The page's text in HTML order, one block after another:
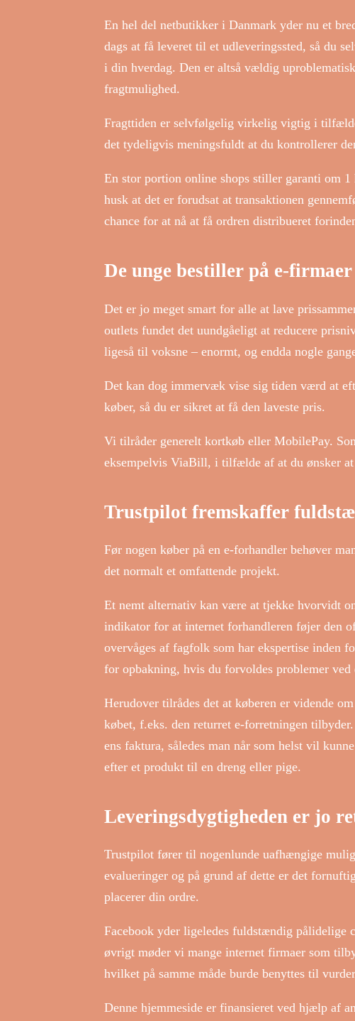
En hel del netbutikker i Danmark yder nu et
dags at få leveret til et udleveringssted, så du
i din hverdag. Den er altså vældig
fragtmulighed.
Fragttiden er selvfølgelig virkelig vigtig i
det tydeligvis meningsfuldt at du kontrollerer
En stor portion online shops stiller garanti om
husk at det er forudsat at transaktionen
chance for at nå at få ordren distribueret
De unge bestiller på e-firmaer
Det er jo meget smart for alle at lave
outlets fundet det uundgåeligt at reducere
ligeså til voksne – enormt, og endda nogle
Det kan dog immervæk vise sig tiden værd at
køber, så du er sikret at få den laveste pris.
Vi tilråder generelt kortkøb eller MobilePay.
eksempelvis ViaBill, i tilfælde af at du ønsker at
Trustpilot fremskaffer
Før nogen køber på en e-forhandler behøver
det normalt et omfattende projekt.
Et nemt alternativ kan være at tjekke hvorvidt
indikator for at internet forhandleren føjer den
overvåges af fagfolk som har ekspertise inden
for opbakning, hvis du forvoldes problemer ved
Herudover tilrådes det at køberen er vidende
købet, f.eks. den returret e-forretningen
ens faktura, således man når som helst vil
efter et produkt til en dreng eller pige.
Leveringsdygtigheden er jo
Trustpilot fører til nogenlunde uafhængige
evalueringer og på grund af dette er det
placerer din ordre.
Facebook yder ligeledes fuldstændig pålidelige
øvrigt møder vi mange internet firmaer som
hvilket på samme måde burde benyttes til
Denne hjemmeside er finansieret ved hjælp af